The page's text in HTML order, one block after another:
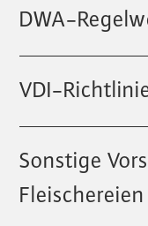
DWA-
VDI-
Sonstige
Fleischereien